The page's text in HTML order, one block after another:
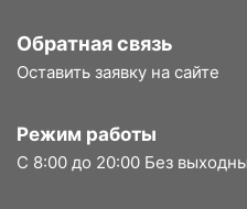
Обратная связь
Оставить заявку на сайте
Режим работы
С 8:00 до 20:00 Без